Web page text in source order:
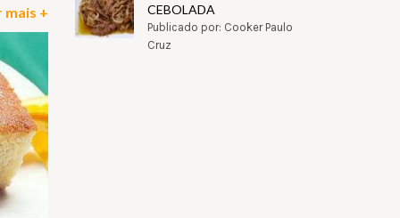
mais +
CEBOLADA
Publicado por: Cooker Paulo
Cruz